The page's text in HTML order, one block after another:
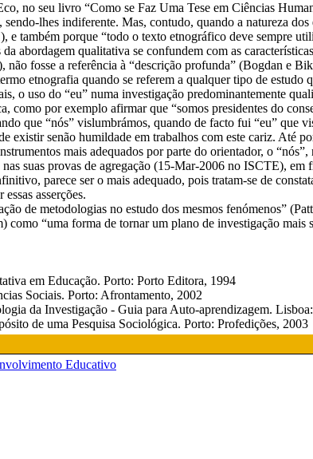
no seu livro “Como se Faz Uma Tese em Ciências
lhes indiferente. Mas, contudo, quando a natureza
também porque “todo o texto etnográfico deve sempre
abordagem qualitativa se confundem com as
fosse a referência à “descrição profunda” (Bogdan e
etnografia quando se referem a qualquer tipo de
o uso do “eu” numa investigação predominantemente
como por exemplo afirmar que “somos presidentes do
que “nós” vislumbrámos, quando de facto fui “eu” que
existir senão humildade em trabalhos com este cariz. Até
mais adequados por parte do orientador, o
suas provas de agregação (15-Mar-2006 no ISCTE),
parece ser o mais adequado, pois tratam-se de
asserções.
de metodologias no estudo dos mesmos fenómenos”
como “uma forma de tornar um plano de investigação
em Educação. Porto: Porto Editora, 1994
Sociais. Porto: Afrontamento, 2002
da Investigação - Guia para Auto-aprendizagem.
de uma Pesquisa Sociológica. Porto: Profedições, 2003
Educativo